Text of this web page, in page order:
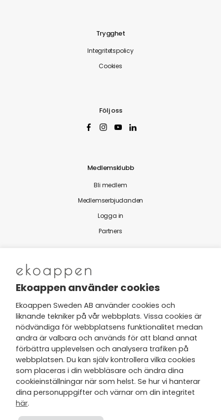
Trygghet
Integritetspolicy
Cookies
Följ oss
Medlemsklubb
Bli medlem
Medlemserbjudanden
Logga in
Partners
Nytt från Ekoappen
Jag har tagit del av Ekoappens
personuppgifts- och
integritetspolicyoch tar gärna del
av nyheter, hälsotips och exklusiva
erbjudanden via min e-post.
Ekoappen använder cookies
Ekoappen Sweden AB använder cookies och
liknande tekniker på vår webbplats. Vissa cookies är
nödvändiga för webbplatsens funktionalitet medan
andra är valbara och används för att bland annat
förbättra upplevelsen och analysera trafiken på
webbplatsen. Du kan själv kontrollera vilka cookies
som placeras i din webbläsare och ändra dina
cookieinställningar när som helst. Se hur vi hanterar
dina personuppgifter och värnar om din integritet
här.